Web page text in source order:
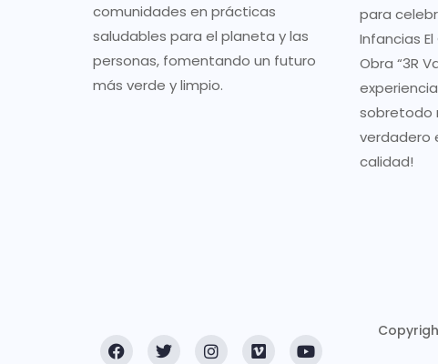
comunidades en prácticas
saludables para el planeta y las
personas, fomentando un futuro
más verde y limpio.
para
Infancias
Obra “3R
sobretodo
verdadero
calidad!